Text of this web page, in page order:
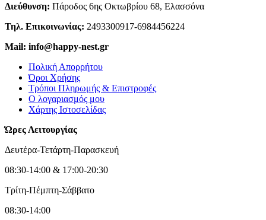
Διεύθυνση: Πάροδος 6ης Οκτωβρίου 68, Ελασσόνα
Τηλ. Επικοινωνίας: 2493300917-6984456224
Mail: info@happy-nest.gr
Πολική Απορρήτου
Όροι Χρήσης
Τρόποι Πληρωμής & Επιστροφές
Ο λογαριασμός μου
Χάρτης Ιστοσελίδας
Ώρες Λειτουργίας
Δευτέρα-Τετάρτη-Παρασκευή
08:30-14:00 & 17:00-20:30
Τρίτη-Πέμπτη-Σάββατο
08:30-14:00